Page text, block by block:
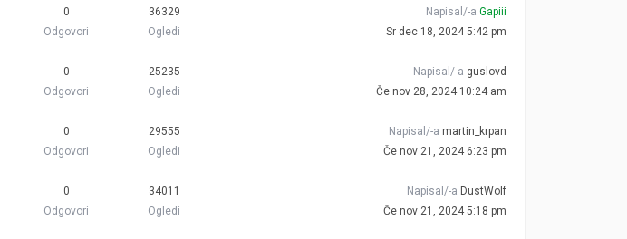
0
Odgovori
36329
Ogledi
Napisal/-a Gapiii
Sr dec 18, 2024 5:42 pm
0
Odgovori
25235
Ogledi
Napisal/-a guslovd
Če nov 28, 2024 10:24 am
0
Odgovori
29555
Ogledi
Napisal/-a martin_krpan
Če nov 21, 2024 6:23 pm
0
Odgovori
34011
Ogledi
Napisal/-a DustWolf
Če nov 21, 2024 5:18 pm